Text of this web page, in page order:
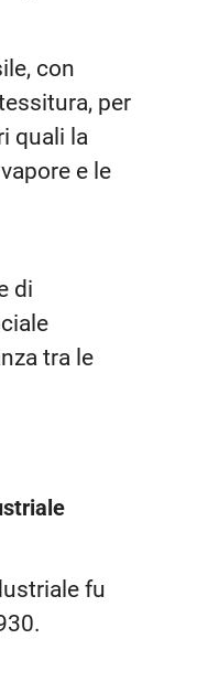
con
per
quali la
e le
di
tra le
fu